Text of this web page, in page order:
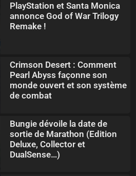
PlayStation et Santa Monica
annonce God of War Trilogy
Remake !
Crimson Desert : Comment
Pearl Abyss façonne son
monde ouvert et son système
de combat
Bungie dévoile la date de
sortie de Marathon (Edition
Deluxe, Collector et
DualSense…)